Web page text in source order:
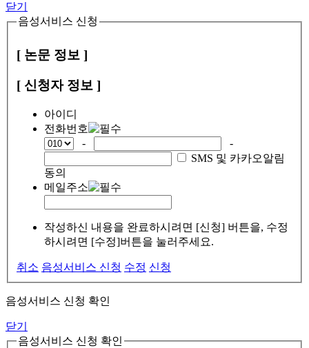
닫기
음성서비스 신청
[ 논문 정보 ]
[ 신청자 정보 ]
아이디
전화번호
-
-
SMS 및 카카오알림
동의
메일주소
작성하신 내용을 완료하시려면 [신청] 버튼을, 수정
하시려면 [수정]버튼을 눌러주세요.
취소 음성서비스 신청 수정 신청
음성서비스 신청 확인
닫기
음성서비스 신청 확인